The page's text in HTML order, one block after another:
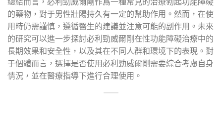
的藥物，對于男性壯陽持久有一定的幫助作用。然而，在使
用時仍需謹慎，遵循醫生的建議並注意可能的副作用。未來
的研究可以進一步探討必利勁威爾剛在性功能障礙治療中的
長期效果和安全性，以及其在不同人群和環境下的表現。對
于個體而言，選擇是否使用必利勁威爾剛需要綜合考慮自身
情況，並在醫療指導下進行合理使用。